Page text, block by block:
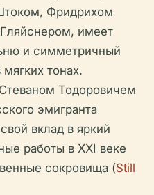
Фридрихом
имеет
и симметричный
тонах.
Тодоровичем
эмигранта
вклад в яркий
работы в XXI веке
сокровища (Still